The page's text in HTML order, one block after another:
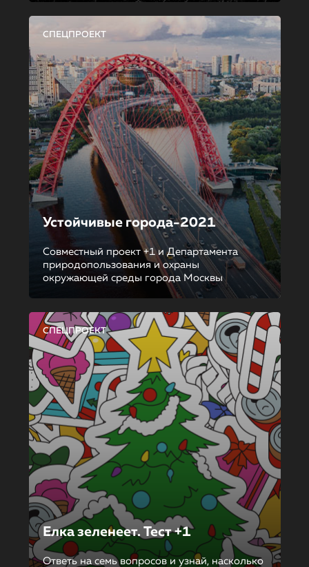
СПЕЦПРОЕКТ
Устойчивые города-2021
Совместный проект +1 и Департамента
природопользования и охраны
окружающей среды города Москвы
СПЕЦПРОЕКТ
Елка зеленеет. Тест +1
Ответь на семь вопросов и узнай, насколько